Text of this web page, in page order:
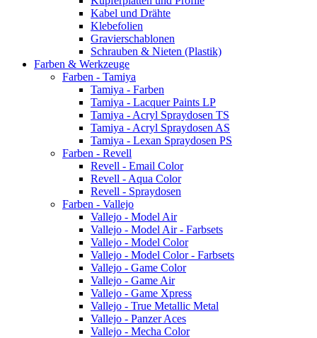
Kabel und Drähte
Klebefolien
Gravierschablonen
Schrauben & Nieten (Plastik)
Farben & Werkzeuge
Farben - Tamiya
Tamiya - Farben
Tamiya - Lacquer Paints LP
Tamiya - Acryl Spraydosen TS
Tamiya - Acryl Spraydosen AS
Tamiya - Lexan Spraydosen PS
Farben - Revell
Revell - Email Color
Revell - Aqua Color
Revell - Spraydosen
Farben - Vallejo
Vallejo - Model Air
Vallejo - Model Air - Farbsets
Vallejo - Model Color
Vallejo - Model Color - Farbsets
Vallejo - Game Color
Vallejo - Game Air
Vallejo - Game Xpress
Vallejo - True Metallic Metal
Vallejo - Panzer Aces
Vallejo - Mecha Color